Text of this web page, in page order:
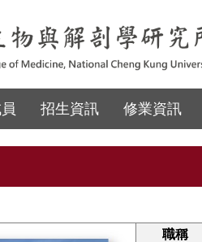
招生資訊 修業資訊
職稱